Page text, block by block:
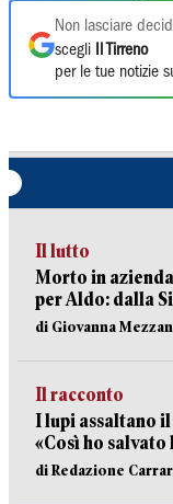
Non lasciare
scegli
Il Tirreno
per le tue notizie
Il lutto
Morto in
per Aldo: dalla
di Giovanna
Il racconto
I lupi assaltano
«Così ho salvato
di Redazione